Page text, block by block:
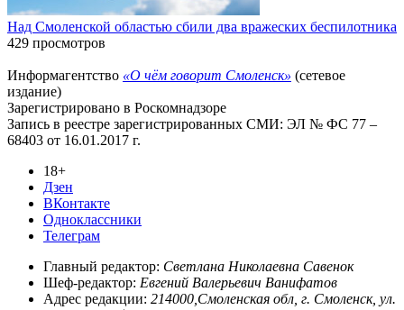
Над Смоленской областью сбили два вражеских беспилотника
429 просмотров
Информагентство «О чём говорит Смоленск» (сетевое
издание)
Зарегистрировано в Роскомнадзоре
Запись в реестре зарегистрированных СМИ: ЭЛ № ФС 77 –
68403 от 16.01.2017 г.
18+
Дзен
ВКонтакте
Одноклассники
Телеграм
Главный редактор: Светлана Николаевна Савенок
Шеф-редактор: Евгений Валерьевич Ванифатов
Адрес редакции: 214000,Смоленская обл, г. Смоленск, ул.